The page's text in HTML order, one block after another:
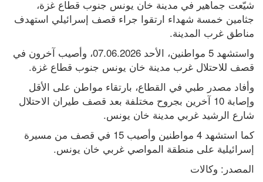
مناطق غرب المدينة.
قصف للاحتلال غرب مدينة خان يونس جنوب قطاع غزة.
شارع الرشيد غربي مدينة خان يونس.
إسرائيلية على منطقة المواصي غربي خان يونس.
المصدر: وكالات